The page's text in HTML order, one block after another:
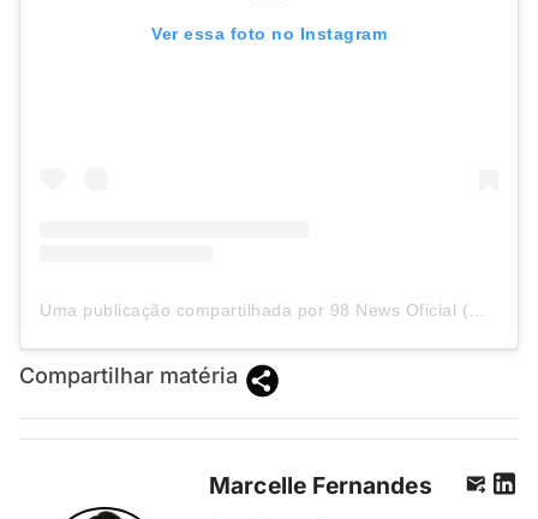
Ver essa foto no Instagram
Uma publicação compartilhada por 98 News Oficial (@98newsoficial)
Compartilhar matéria
Marcelle Fernandes